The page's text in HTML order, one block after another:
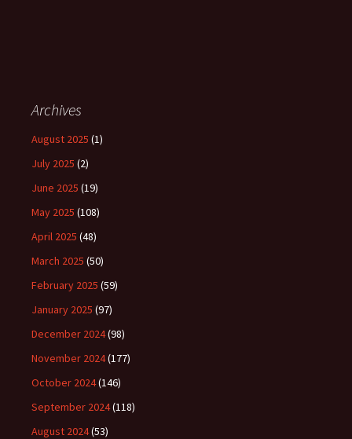
Archives
August 2025 (1)
July 2025 (2)
June 2025 (19)
May 2025 (108)
April 2025 (48)
March 2025 (50)
February 2025 (59)
January 2025 (97)
December 2024(98)
November 2024(177)
October 2024(146)
September 2024(118)
August 2024(53)